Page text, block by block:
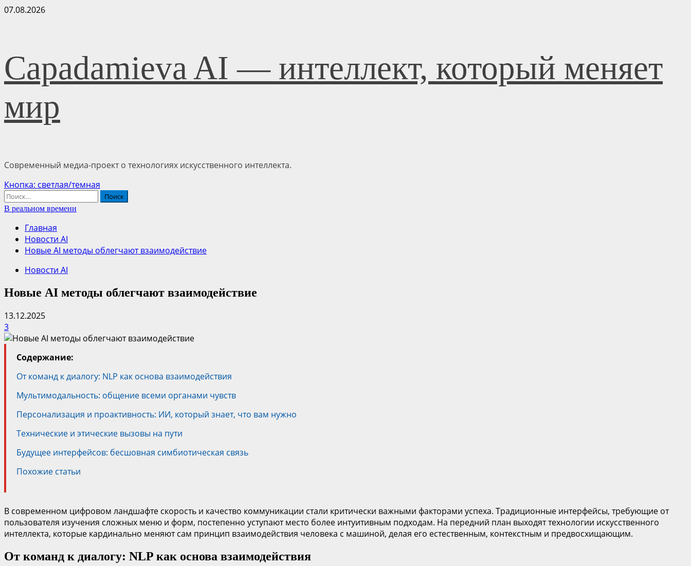
Перейти
07.08.2026
Capadamieva AI — интеллект, который меняет
мир
Современный медиа-проект о технологиях искусственного интеллекта.
Основное
меню
Кнопка: светлая/темная
Найти:
В реальном времени
Главная
Новости AI
Новые AI методы облегчают взаимодействие
Новости AI
Новые AI методы облегчают взаимодействие
13.12.2025
3
Содержание:
От команд к диалогу: NLP как основа взаимодействия
Мультимодальность: общение всеми органами чувств
Персонализация и проактивность: ИИ, который знает, что вам нужно
Технические и этические вызовы на пути
Будущее интерфейсов: бесшовная симбиотическая связь
Похожие статьи
В современном цифровом ландшафте скорость и качество коммуникации стали критически важными факторами успеха. Традиционные интерфейсы, требующие от
пользователя изучения сложных меню и форм, постепенно уступают место более интуитивным подходам. На передний план выходят технологии искусственного
интеллекта, которые кардинально меняют сам принцип взаимодействия человека с машиной, делая его естественным, контекстным и предвосхищающим.
От команд к диалогу: NLP как основа взаимодействия